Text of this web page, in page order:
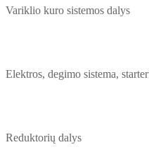
Variklio kuro sistemos dalys
Elektros, degimo sistema,
Reduktorių dalys